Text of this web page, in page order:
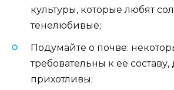
культуры, которые любят
тенелюбивые;
Подумайте о почве:
требовательны к её
прихотливы;